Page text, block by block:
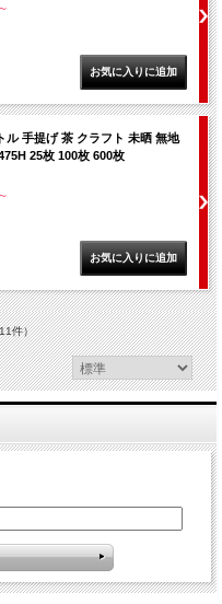
～
ル 手提げ 茶 クラフト 未晒 無地
25枚 100枚 600枚
～
件）